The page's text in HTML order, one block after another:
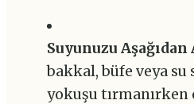
Suyunuzu Aşağıdan
bakkal, büfe veya su
yokuşu